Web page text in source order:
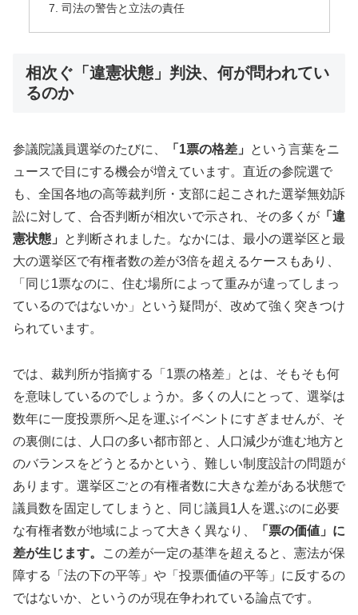
司法の警告と立法の責任
相次ぐ「違憲状態」判決、何が問われてい
るのか
参議院議員選挙のたびに、 「1票の格差」
という言葉をニ
ュースで目にする機会が増えています。直近の参院選で
も、全国各地の高等裁判所・支部に起こされた選挙無効訴
訟に対して、合否判断が相次いで示され、その多くが 「違
憲状態」
と判断されました。なかには、最小の選挙区と最
大の選挙区で有権者数の差が3倍を超えるケースもあり、
「同じ1票なのに、住む場所によって重みが違ってしまっ
ているのではないか」という疑問が、改めて強く突きつけ
られています。
では、裁判所が指摘する「1票の格差」とは、そもそも何
を意味しているのでしょうか。多くの人にとって、選挙は
数年に一度投票所へ足を運ぶイベントにすぎませんが、そ
の裏側には、人口の多い都市部と、人口減少が進む地方と
のバランスをどうとるかという、難しい制度設計の問題が
あります。選挙区ごとの有権者数に大きな差がある状態で
議員数を固定してしまうと、同じ議員1人を選ぶのに必要
な有権者数が地域によって大きく異なり、
「票の価値」に
差が生じます。
この差が一定の基準を超えると、憲法が保
障する「法の下の平等」や「投票価値の平等」に反するの
ではないか、というのが現在争われている論点です。